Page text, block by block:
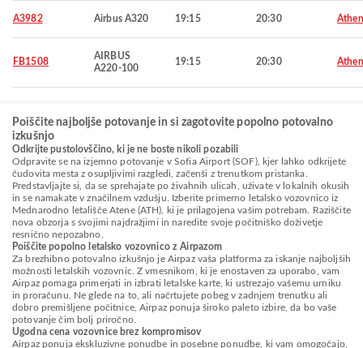
A3982 Airbus A320 19:15 20:30
FB1508
AIRBUS
A220-100
19:15 20:30
Poiščite najboljše potovanje in si zagotovite popolno potovalno
izkušnjo
Odkrijte pustolovščino, ki je ne boste nikoli pozabili
Odpravite se na izjemno potovanje v Sofia Airport (SOF), kjer lahko odkrijete
čudovita mesta z osupljivimi razgledi, začenši z trenutkom pristanka.
Predstavljajte si, da se sprehajate po živahnih ulicah, uživate v lokalnih okusih
in se namakate v značilnem vzdušju. Izberite primerno letalsko vozovnico iz
Mednarodno letališče Atene (ATH), ki je prilagojena vašim potrebam. Raziščite
nova obzorja s svojimi najdražjimi in naredite svoje počitniško doživetje
resnično nepozabno.
Poiščite popolno letalsko vozovnico z Airpazom
Za brezhibno potovalno izkušnjo je Airpaz vaša platforma za iskanje najboljših
možnosti letalskih vozovnic. Z vmesnikom, ki je enostaven za uporabo, vam
Airpaz pomaga primerjati in izbrati letalske karte, ki ustrezajo vašemu urniku
in proračunu. Ne glede na to, ali načrtujete pobeg v zadnjem trenutku ali
dobro premišljene počitnice, Airpaz ponuja široko paleto izbire, da bo vaše
potovanje čim bolj priročno.
Ugodna cena vozovnice brez kompromisov
Airpaz ponuja ekskluzivne ponudbe in posebne ponudbe, ki vam omogočajo,